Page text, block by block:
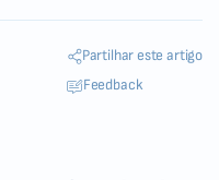
Partilhar este artigo
Feedback